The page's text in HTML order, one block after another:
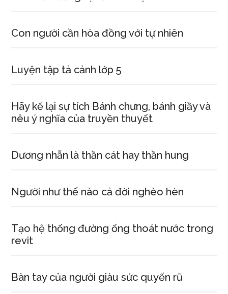
Con người cần hòa đồng với tự nhiên
Luyện tập tả cảnh lớp 5
Hãy kể lại sự tích Bánh chưng, bánh giầy và
nêu ý nghĩa của truyền thuyết
Dương nhẫn là thần cát hay thần hung
Người như thế nào cả đời nghèo hèn
Tạo hệ thống đường ống thoát nước trong
revit
Bàn tay của người giàu sức quyến rũ